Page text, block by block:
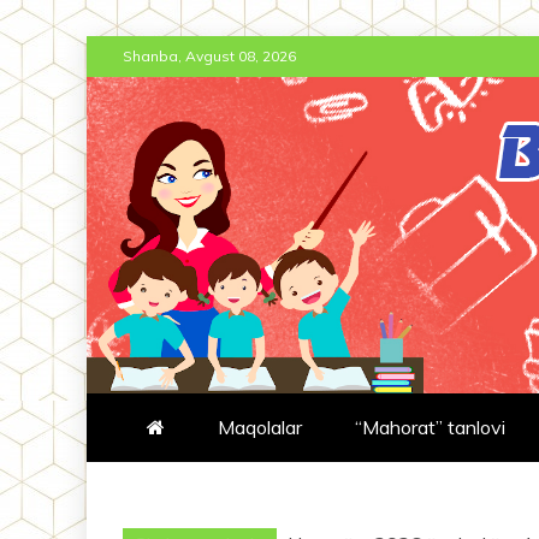
Skip
to
content
Shanba, Avgust 08, 2026
BT-
BOSHLANG'ICH TA'LIM
Maqolalar “Mahorat” tanlovi